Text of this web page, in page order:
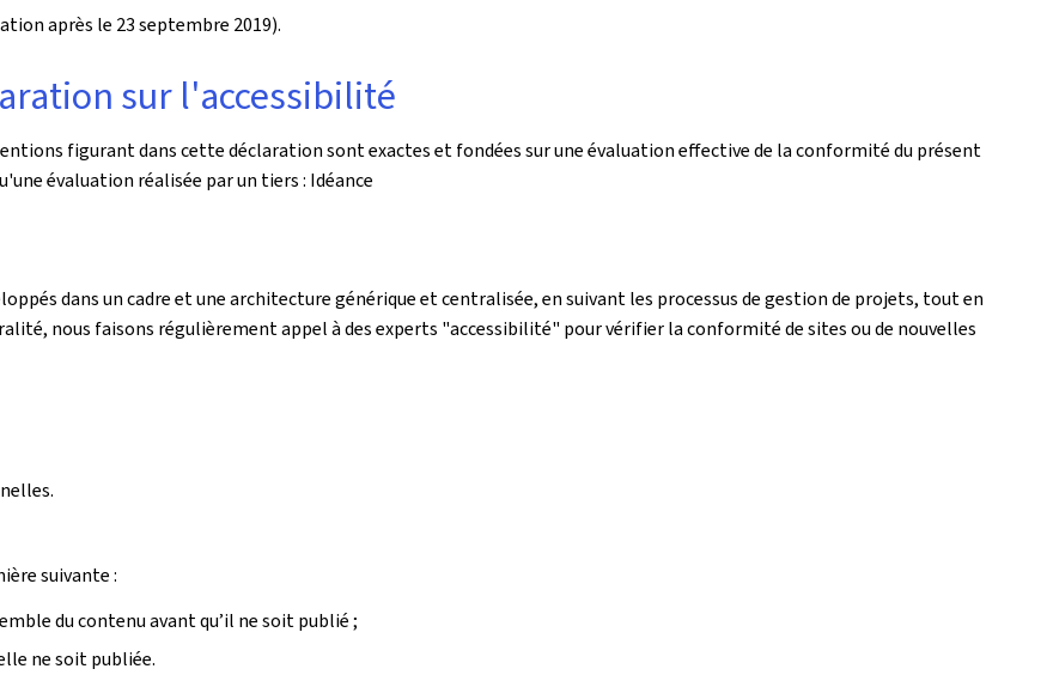
après le 23 septembre 2019).
sur l'accessibilité
figurant dans cette déclaration sont exactes et fondées sur une évaluation effective de la conformité du présent
évaluation réalisée par un tiers : Idéance
dans un cadre et une architecture générique et centralisée, en suivant les processus de gestion de projets, tout en
nous faisons régulièrement appel à des experts "accessibilité" pour vérifier la conformité de sites ou de nouvelles
suivante :
du contenu avant qu’il ne soit publié ;
ne soit publiée.